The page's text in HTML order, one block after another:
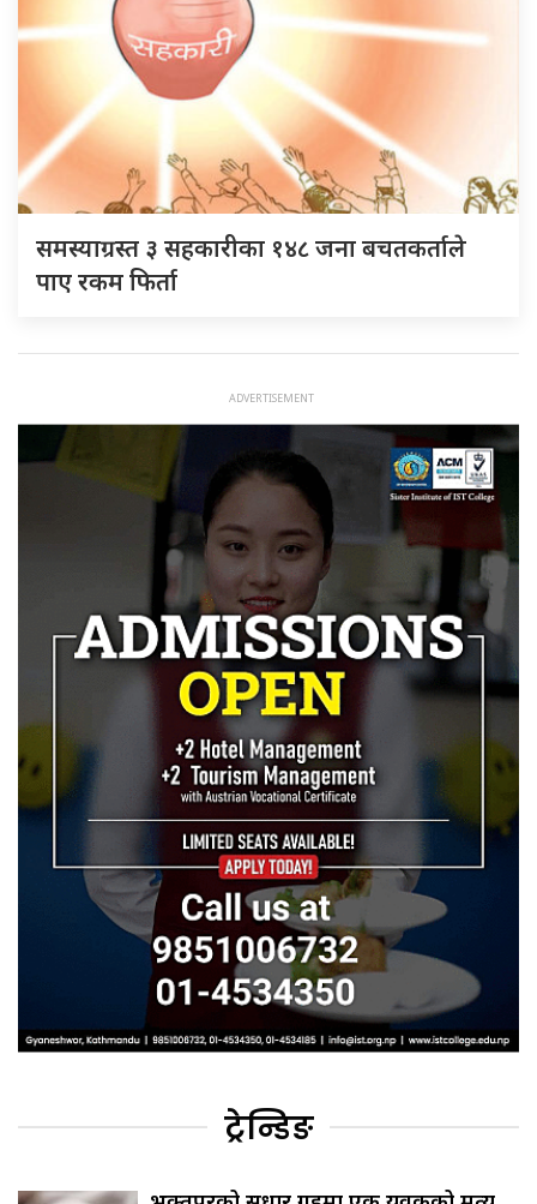
समस्याग्रस्त ३ सहकारीका १४८ जना बचतकर्ताले
पाए रकम फिर्ता
ट्रेन्डिङ